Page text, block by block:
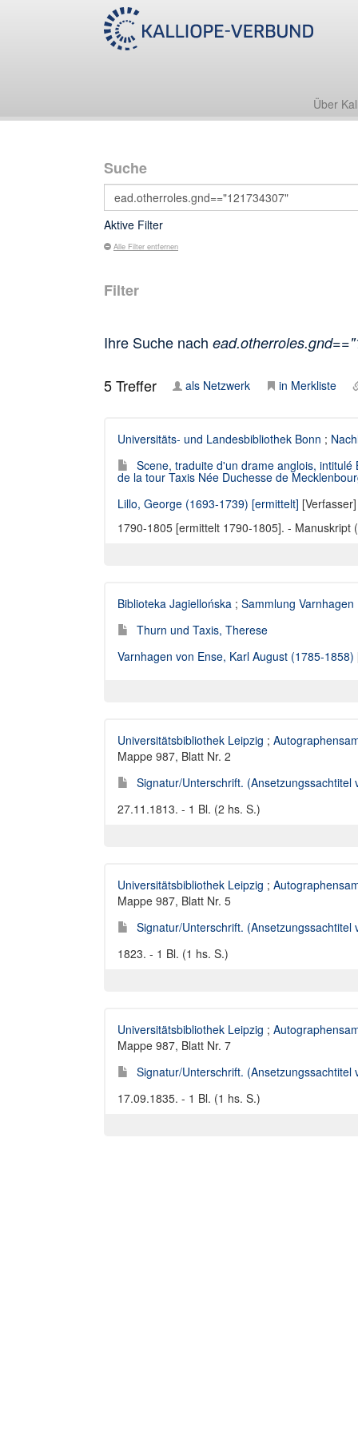
Über
Suche
Aktive Filter
Alle Filter entfernen
Filter
Ihre Suche nach
5Treffer als Netzwerk in Merkliste
Universitäts- und Landesbibliothek Bonn ;
Scene, traduite d'un drame anglois,
de la tour Taxis Née Duchesse de
Lillo, George (1693-1739) [ermittelt] [Verfasser]
1790-1805 [ermittelt 1790-1805]. - Manuskript
Biblioteka Jagiellońska ; Sammlung Varnhagen
Thurn und Taxis, Therese
Varnhagen von Ense, Karl August (1785-1858)
Universitätsbibliothek Leipzig ;
Mappe 987, Blatt Nr. 2
Signatur/Unterschrift. (Ansetzungssachtitel
27.11.1813. - 1 Bl. (2 hs. S.)
Universitätsbibliothek Leipzig ;
Mappe 987, Blatt Nr. 5
Signatur/Unterschrift. (Ansetzungssachtitel
1823. - 1 Bl. (1 hs. S.)
Universitätsbibliothek Leipzig ;
Mappe 987, Blatt Nr. 7
Signatur/Unterschrift. (Ansetzungssachtitel
17.09.1835. - 1 Bl. (1 hs. S.)